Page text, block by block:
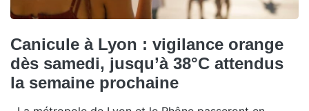
Canicule à Lyon : vigilance orange
dès samedi, jusqu’à 38°C attendus
la semaine prochaine